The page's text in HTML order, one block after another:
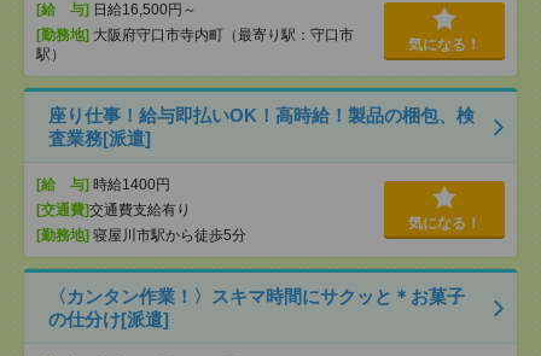
[給 与] 日給16,500円～
[勤務地] 大阪府守口市寺内町（最寄り駅：守口市
駅）
気になる！
座り仕事！給与即払いOK！高時給！製品の梱包、検
査業務[派遣]
[給 与] 時給1400円
[交通費]交通費支給有り
[勤務地] 寝屋川市駅から徒歩5分
気になる！
〈カンタン作業！〉スキマ時間にサクッと＊お菓子
の仕分け[派遣]